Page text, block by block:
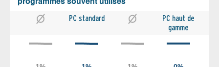
programmes souvent utilisés
PC standard
PC haut de
gamme